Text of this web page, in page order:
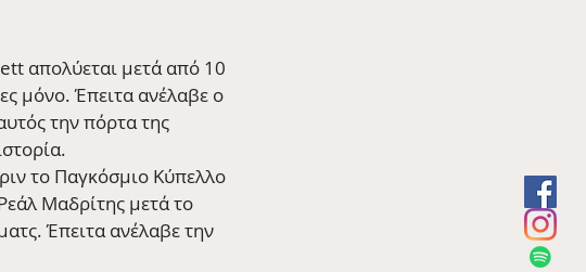
απολύεται μετά από 10
μόνο. Έπειτα ανέλαβε ο
την πόρτα της
το Παγκόσμιο Κύπελλο
Μαδρίτης μετά το
Έπειτα ανέλαβε την